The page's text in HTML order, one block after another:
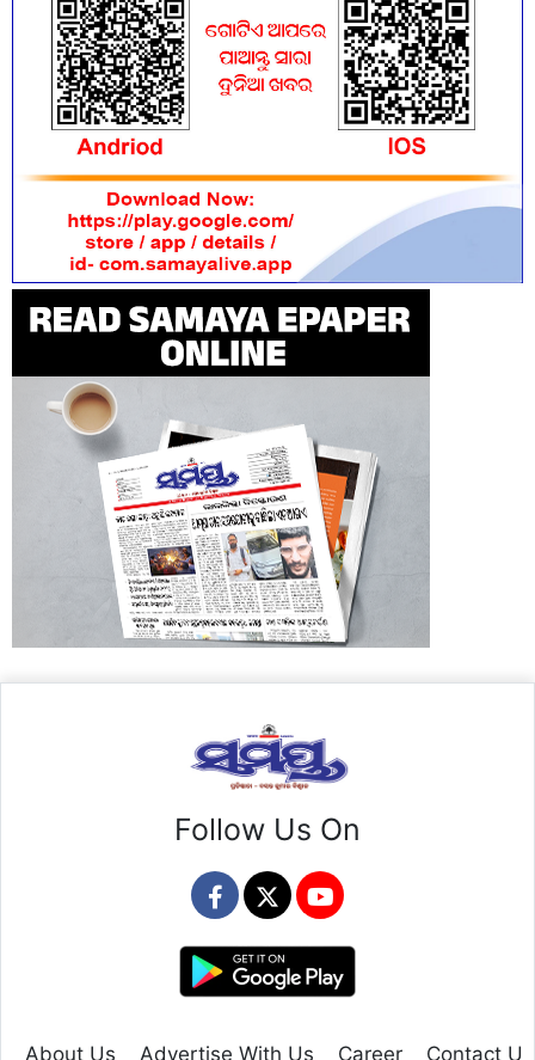
Follow Us On
About Us Advertise With Us Career Contact Us